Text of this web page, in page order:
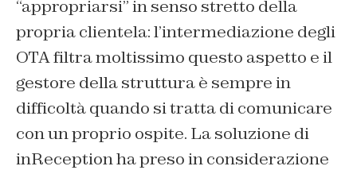
“appropriarsi” in senso stretto della
propria clientela: l’intermediazione degli
OTA filtra moltissimo questo aspetto e il
gestore della struttura è sempre in
difficoltà quando si tratta di comunicare
con un proprio ospite. La soluzione di
inReception ha preso in considerazione